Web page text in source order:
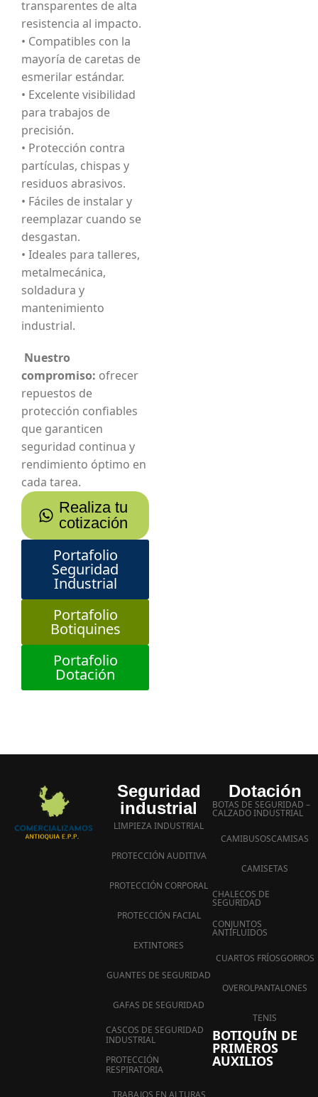
transparentes de alta
resistencia al impacto.
• Compatibles con la
mayoría de caretas de
esmerilar estándar.
• Excelente visibilidad
para trabajos de
precisión.
• Protección contra
partículas, chispas y
residuos abrasivos.
• Fáciles de instalar y
reemplazar cuando se
desgastan.
• Ideales para talleres,
metalmecánica,
soldadura y
mantenimiento
industrial.
Nuestro
compromiso: ofrecer
repuestos de
protección confiables
que garanticen
seguridad continua y
rendimiento óptimo en
cada tarea.
Realiza tu
cotización
Portafolio
Seguridad
Industrial
Portafolio
Botiquines
Portafolio
Dotación
Seguridad
industrial
LIMPIEZA INDUSTRIAL
PROTECCIÓN AUDITIVA
PROTECCIÓN CORPORAL
PROTECCIÓN FACIAL
EXTINTORES
GUANTES DE SEGURIDAD
GAFAS DE SEGURIDAD
CASCOS DE SEGURIDAD
INDUSTRIAL
PROTECCIÓN
RESPIRATORIA
TRABAJOS EN ALTURAS
Dotación
BOTAS DE SEGURIDAD –
CALZADO INDUSTRIAL
CAMIBUSOSCAMISAS
CAMISETAS
CHALECOS DE
SEGURIDAD
CONJUNTOS
ANTIFLUIDOS
CUARTOS FRÍOSGORROS
OVEROLPANTALONES
TENIS
BOTIQUÍN DE
PRIMEROS
AUXILIOS